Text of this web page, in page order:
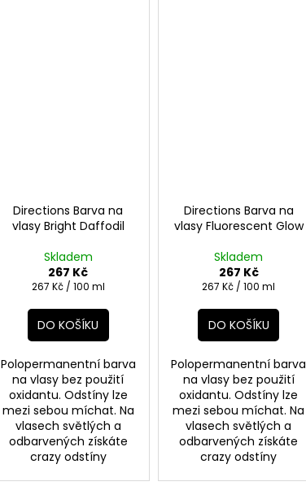
Directions Barva na
vlasy Bright Daffodil
Skladem
267 Kč
Měrná
267 Kč / 100 ml
DO KOŠÍKU
Polopermanentní barva
na vlasy bez použití
oxidantu. Odstíny lze
mezi sebou míchat. Na
vlasech světlých a
odbarvených získáte
crazy odstíny
Directions Barva na
vlasy Fluorescent Glow
Skladem
267 Kč
Měrná
267 Kč / 100 ml
DO KOŠÍKU
Polopermanentní barva
na vlasy bez použití
oxidantu. Odstíny lze
mezi sebou míchat. Na
vlasech světlých a
odbarvených získáte
crazy odstíny